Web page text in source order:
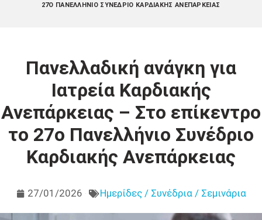
27Ο ΠΑΝΕΛΛΉΝΙΟ ΣΥΝΈΔΡΙΟ ΚΑΡΔΙΑΚΉΣ ΑΝΕΠΆΡΚΕΙΑΣ
Πανελλαδική ανάγκη για
Ιατρεία Καρδιακής
Ανεπάρκειας – Στο επίκεντρο
το 27ο Πανελλήνιο Συνέδριο
Καρδιακής Ανεπάρκειας
27/01/2026 Ημερίδες / Συνέδρια / Σεμινάρια